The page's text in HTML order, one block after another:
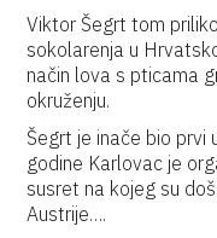
Viktor Šegrt tom
sokolarenja u
način lova s pticama
okruženju.
Šegrt je inače bio prvi
godine Karlovac je
susret na kojeg su
Austrije….